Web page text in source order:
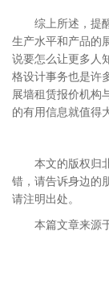
综上所述，提
生产水平和产品的
说要怎么让更多人
格设计事务也是许
展墙租赁报价机构
的有用信息就值得
本文的版权归
错，请告诉身边的
请注明出处。
本篇文章来源